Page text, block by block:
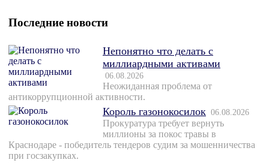
Последние новости
Непонятно что делать с
миллиардными активами
06.08.2026
Неожиданная проблема от
антикоррупционной активности.
Король газонокосилок 06.08.2026
Прокуратура требует вернуть
миллионы за покос травы в
Краснодаре - победитель тендеров судим за мошенничества
при госзакупках.